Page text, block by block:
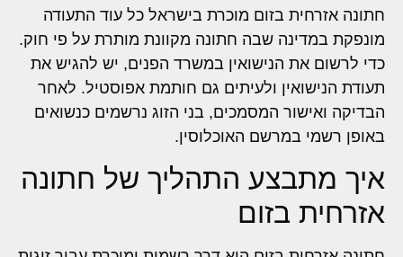
חתונה אזרחית בזום מוכרת בישראל כל עוד התעודה
מונפקת במדינה שבה חתונה מקוונת מותרת על פי חוק.
כדי לרשום את הנישואין במשרד הפנים, יש להגיש את
תעודת הנישואין ולעיתים גם חותמת אפוסטיל. לאחר
הבדיקה ואישור המסמכים, בני הזוג נרשמים כנשואים
באופן רשמי במרשם האוכלוסין.
איך מתבצע התהליך של חתונה
אזרחית בזום